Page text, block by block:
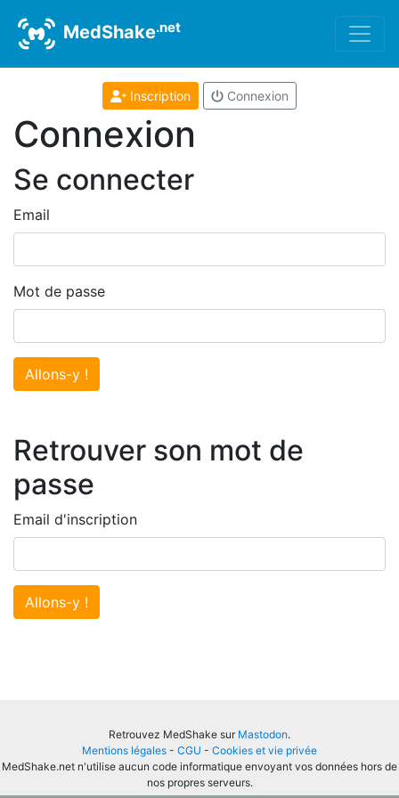
MedShake.net
Inscription Connexion
Connexion
Se connecter
Email
Mot de passe
Allons-y !
Retrouver son mot de
passe
Email d'inscription
Allons-y !
Retrouvez MedShake sur Mastodon.
Mentions légales - CGU - Cookies et vie privée
MedShake.net n'utilise aucun code informatique envoyant vos données hors de
nos propres serveurs.